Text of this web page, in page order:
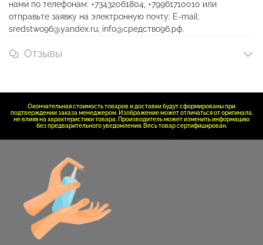
нами по телефонам: +73432061804, +79961710010 или
отправьте заявку на электронную почту: E-mail:
sredstwo96@yandex.ru, info@средство96.рф.
Отзывы
Окончательная стоимость товаров и доставки будут сформированы при
подтверждении заказа менеджером. Изображение может отличаться от оригинала,
не влияя на характеристики товара. Производитель может изменить информацию
без предварительного уведомления. Весь товар сертифицирован.